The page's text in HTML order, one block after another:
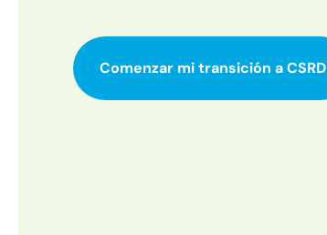
Comenzar mi transición a CSRD